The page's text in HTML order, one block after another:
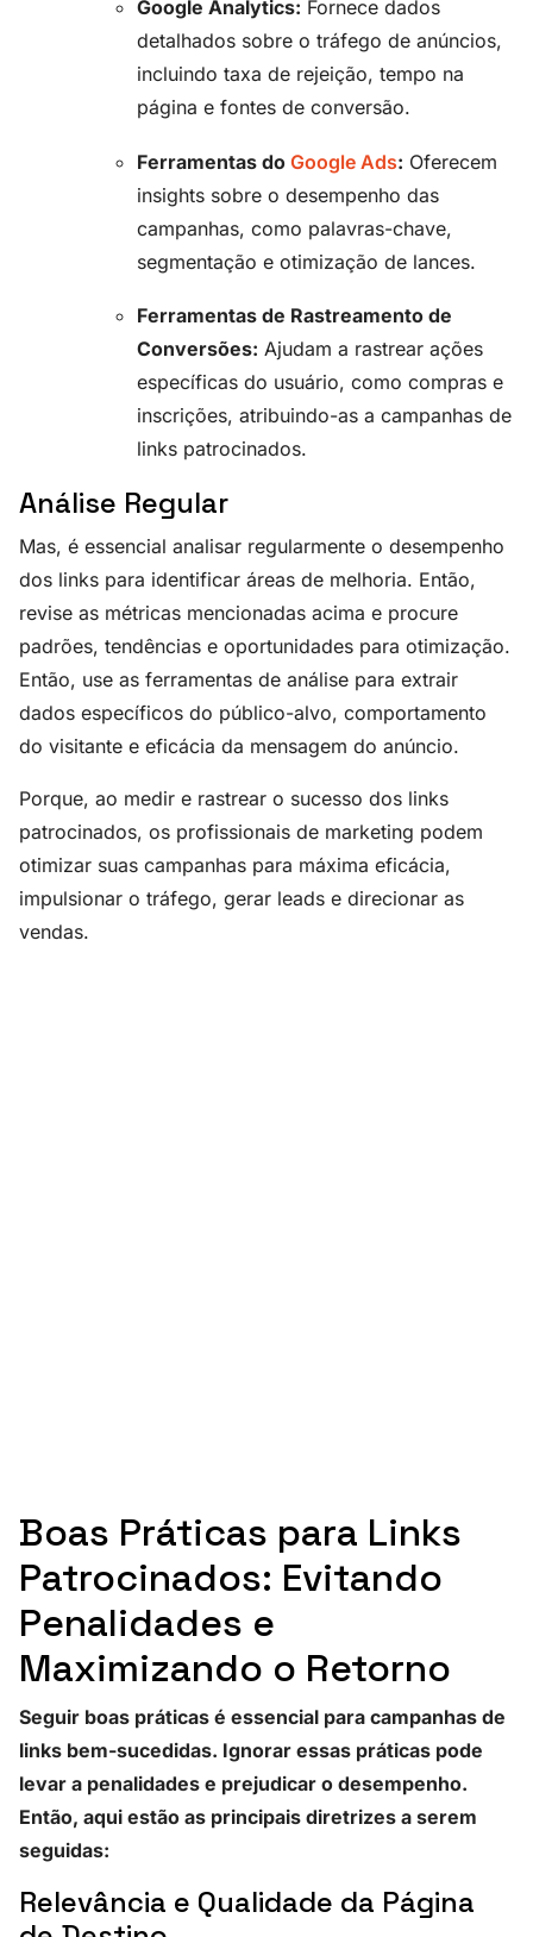
Google Analytics: Fornece dados
detalhados sobre o tráfego de anúncios,
incluindo taxa de rejeição, tempo na
página e fontes de conversão.
Ferramentas doGoogle Ads: Oferecem
insights sobre o desempenho das
campanhas, como palavras-chave,
segmentação e otimização de lances.
Ferramentas de Rastreamento de
Conversões: Ajudam a rastrear ações
específicas do usuário, como compras e
inscrições, atribuindo-as a campanhas de
links patrocinados.
Análise Regular
Mas, é essencial analisar regularmente o desempenho
dos links para identificar áreas de melhoria. Então,
revise as métricas mencionadas acima e procure
padrões, tendências e oportunidades para otimização.
Então, use as ferramentas de análise para extrair
dados específicos do público-alvo, comportamento
do visitante e eficácia da mensagem do anúncio.
Porque, ao medir e rastrear o sucesso dos links
patrocinados, os profissionais de marketing podem
otimizar suas campanhas para máxima eficácia,
impulsionar o tráfego, gerar leads e direcionar as
vendas.
Boas Práticas para Links
Patrocinados: Evitando
Penalidades e
Maximizando o Retorno
Seguir boas práticas é essencial para campanhas de
links bem-sucedidas. Ignorar essas práticas pode
levar a penalidades e prejudicar o desempenho.
Então, aqui estão as principais diretrizes a serem
seguidas:
Relevância e Qualidade da Página